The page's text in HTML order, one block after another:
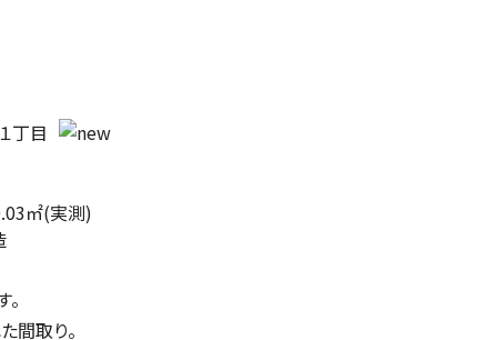
丁目
㎡(実測)
間取り。